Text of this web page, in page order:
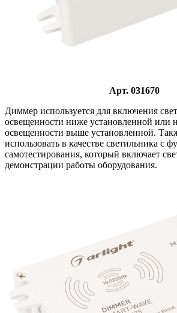
Арт. 031670
Диммер используется для включения
освещенности ниже установленной или
освещенности выше установленной.
использовать в качестве светильника с
самотестирования, который включает
демонстрации работы оборудования.